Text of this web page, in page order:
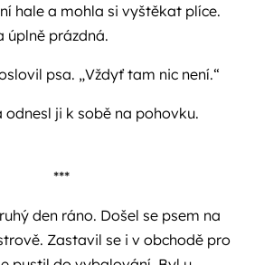
hale a mohla si vyštěkat plíce.
úplně prázdná.
psa. „Vždyť tam nic není.“
odnesl ji k sobě na pohovku.
***
den ráno. Došel se psem na
Zastavil se i v obchodě pro